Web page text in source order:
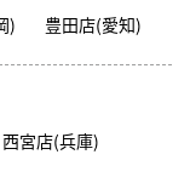
) 豊田店(愛知)
西宮店(兵庫)